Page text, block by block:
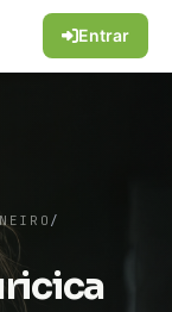
Entrar
/